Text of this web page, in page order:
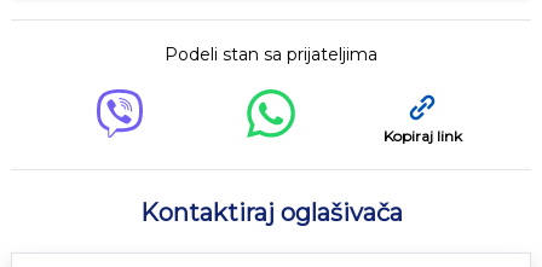
Podeli stan sa prijateljima
Kopiraj link
Kontaktiraj oglašivača